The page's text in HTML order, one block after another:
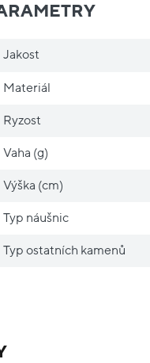
Jakost
Materiál
Ryzost
Vaha (g)
Výška (cm)
Typ náušnic
Typ ostatních kamenů